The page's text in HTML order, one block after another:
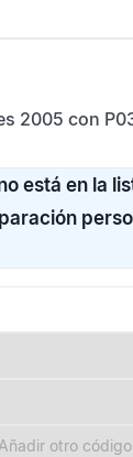
2005 con
está en la